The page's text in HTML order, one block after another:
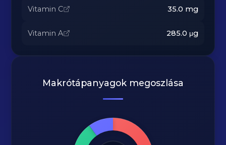
Vitamin C 35.0 mg
Vitamin A 285.0 μg
Makrótápanyagok megoszlása